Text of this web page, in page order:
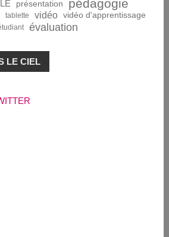
présentation
pédagogie
tablette vidéo
vidéo d'apprentissage
évaluation
LE CIEL